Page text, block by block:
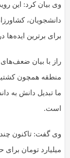
وی بیان کرد: این
دانشجویان،
برای برترین
راز با بیان
منطقه همچون
ما تبدیل دانش به
است.
وی گفت: تاکنون
میلیارد تومان برای